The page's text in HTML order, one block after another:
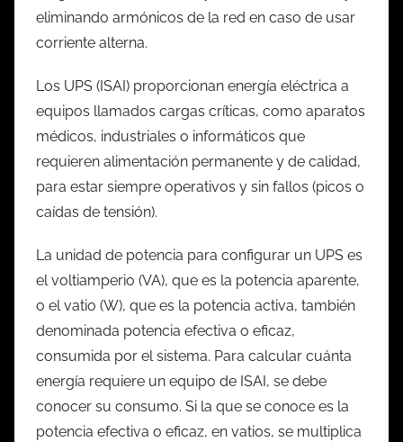
eliminando armónicos de la red en caso de usar
corriente alterna.
Los UPS (ISAI) proporcionan energía eléctrica a
equipos llamados cargas críticas, como aparatos
médicos, industriales o informáticos que
requieren alimentación permanente y de calidad,
para estar siempre operativos y sin fallos (picos o
caídas de tensión).
La unidad de potencia para configurar un UPS es
el voltiamperio (VA), que es la potencia aparente,
o el vatio (W), que es la potencia activa, también
denominada potencia efectiva o eficaz,
consumida por el sistema. Para calcular cuánta
energía requiere un equipo de ISAI, se debe
conocer su consumo. Si la que se conoce es la
potencia efectiva o eficaz, en vatios, se multiplica